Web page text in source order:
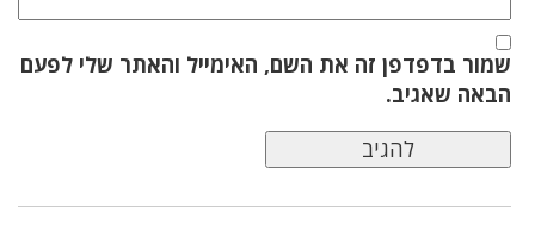
שמור בדפדפן זה את השם, האימייל והאתר שלי לפעם
הבאה שאגיב.